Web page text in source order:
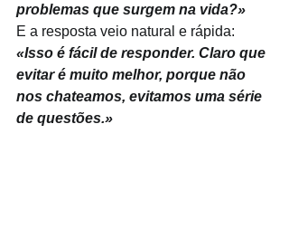
problemas que surgem na vida?»
E a resposta veio natural e rápida:
«Isso é fácil de responder. Claro que
evitar é muito melhor, porque não
nos chateamos, evitamos uma série
de questões.»